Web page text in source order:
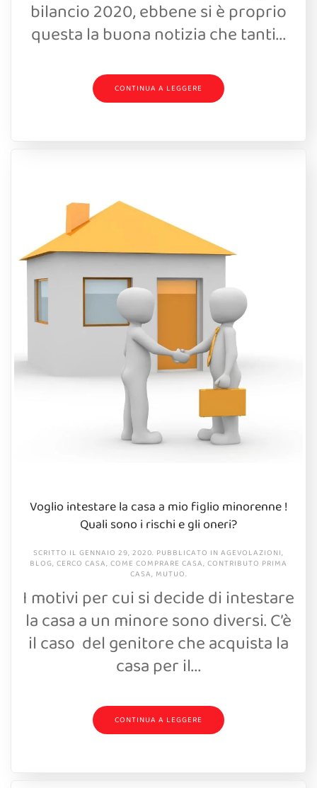
bilancio 2020, ebbene si è proprio
questa la buona notizia che tanti...
CONTINUA A LEGGERE
Voglio intestare la casa a mio figlio minorenne !
Quali sono i rischi e gli oneri?
SCRITTO IL GENNAIO 29, 2020. PUBBLICATO IN AGEVOLAZIONI,
BLOG, CERCO CASA, COME COMPRARE CASA, CONTRIBUTO PRIMA
CASA, MUTUO.
I motivi per cui si decide di intestare
la casa a un minore sono diversi. C’è
il caso del genitore che acquista la
casa per il...
CONTINUA A LEGGERE